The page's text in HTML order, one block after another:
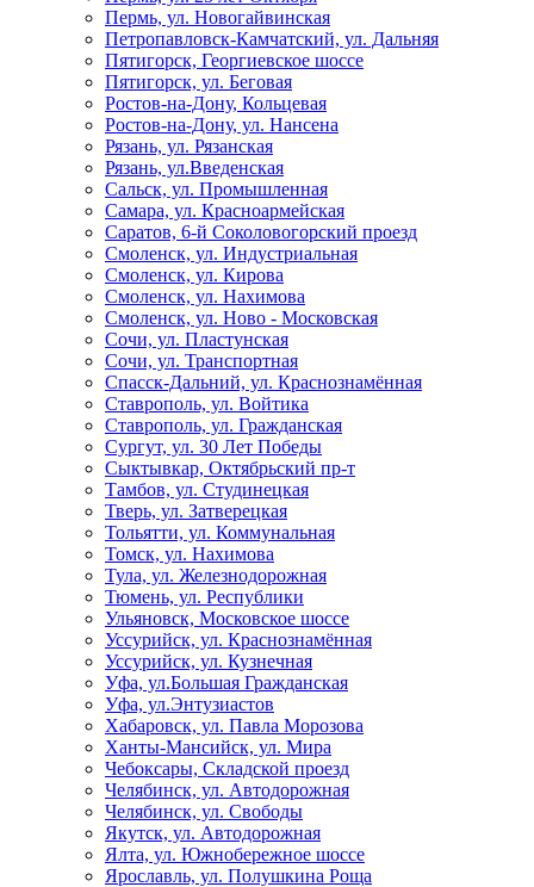
Пермь, ул. Новогайвинская
Петропавловск-Камчатский, ул. Дальняя
Пятигорск, Георгиевское шоссе
Пятигорск, ул. Беговая
Ростов-на-Дону, Кольцевая
Ростов-на-Дону, ул. Нансена
Рязань, ул. Рязанская
Рязань, ул.Введенская
Сальск, ул. Промышленная
Самара, ул. Красноармейская
Саратов, 6-й Соколовогорский проезд
Смоленск, ул. Индустриальная
Смоленск, ул. Кирова
Смоленск, ул. Нахимова
Смоленск, ул. Ново - Московская
Сочи, ул. Пластунская
Сочи, ул. Транспортная
Спасск-Дальний, ул. Краснознамённая
Ставрополь, ул. Войтика
Ставрополь, ул. Гражданская
Сургут, ул. 30 Лет Победы
Сыктывкар, Октябрьский пр-т
Тамбов, ул. Студинецкая
Тверь, ул. Затверецкая
Тольятти, ул. Коммунальная
Томск, ул. Нахимова
Тула, ул. Железнодорожная
Тюмень, ул. Республики
Ульяновск, Московское шоссе
Уссурийск, ул. Краснознамённая
Уссурийск, ул. Кузнечная
Уфа, ул.Большая Гражданская
Уфа, ул.Энтузиастов
Хабаровск, ул. Павла Морозова
Ханты-Мансийск, ул. Мира
Чебоксары, Складской проезд
Челябинск, ул. Автодорожная
Челябинск, ул. Свободы
Якутск, ул. Автодорожная
Ялта, ул. Южнобережное шоссе
Ярославль, ул. Полушкина Роща